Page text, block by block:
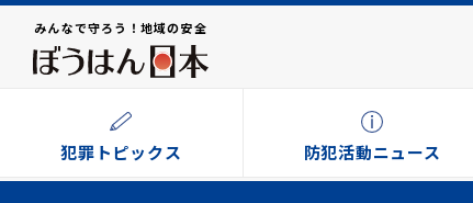
みんなで守ろう！地域の安全
犯罪トピックス 防犯活動ニュース